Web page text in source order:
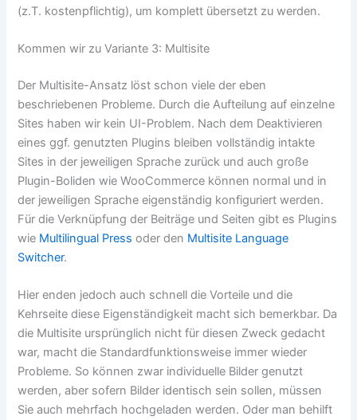
(z.T. kostenpflichtig), um komplett übersetzt zu werden.
Kommen wir zu Variante 3: Multisite
Der Multisite-Ansatz löst schon viele der eben
beschriebenen Probleme. Durch die Aufteilung auf einzelne
Sites haben wir kein UI-Problem. Nach dem Deaktivieren
eines ggf. genutzten Plugins bleiben vollständig intakte
Sites in der jeweiligen Sprache zurück und auch große
Plugin-Boliden wie WooCommerce können normal und in
der jeweiligen Sprache eigenständig konfiguriert werden.
Für die Verknüpfung der Beiträge und Seiten gibt es Plugins
wie Multilingual Press oder den Multisite Language
Switcher.
Hier enden jedoch auch schnell die Vorteile und die
Kehrseite diese Eigenständigkeit macht sich bemerkbar. Da
die Multisite ursprünglich nicht für diesen Zweck gedacht
war, macht die Standardfunktionsweise immer wieder
Probleme. So können zwar individuelle Bilder genutzt
werden, aber sofern Bilder identisch sein sollen, müssen
Sie auch mehrfach hochgeladen werden. Oder man behilft